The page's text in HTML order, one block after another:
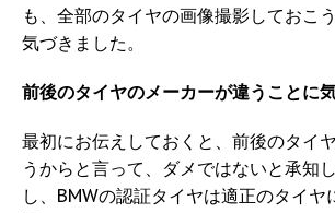
も、全部のタイヤの画像撮影しておこ
気づきました。
前後のタイヤのメーカーが違うことに
最初にお伝えしておくと、前後のタイ
うからと言って、ダメではないと承知
し、BMWの認証タイヤは適正のタイヤ